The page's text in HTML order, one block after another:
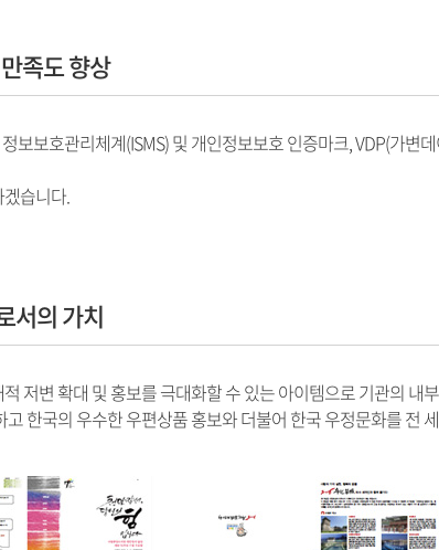
족도 향상
보보호관리체계(ISMS) 및 개인정보보호 인증마크, VDP(가변
습니다.
서의 가치
저변 확대 및 홍보를 극대화할 수 있는 아이템으로 기관의 내
한국의 우수한 우편상품 홍보와 더불어 한국 우정문화를 전